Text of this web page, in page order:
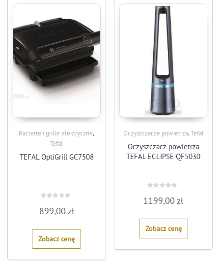
Raclette i grille elektryczne,
Tefal
TEFAL OptiGrill GC7508
0
5
899,00 zł
Zobacz cenę
Oczyszczacze powietrza,Tefal
Oczyszczacz powietrza
TEFAL ECLIPSE QF5030
0
5
1199,00zł
Zobacz cenę